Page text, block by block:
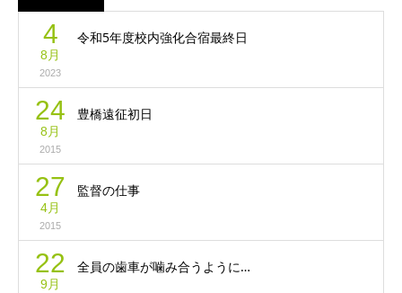
4
8月
2023
令和5年度校内強化合宿最終日
24
8月
2015
豊橋遠征初日
27
4月
2015
監督の仕事
22
9月
全員の歯車が噛み合うように…